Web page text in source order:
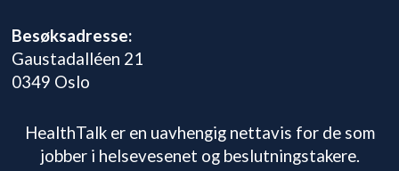
Besøksadresse:
Gaustadalléen 21
0349 Oslo
HealthTalk er en uavhengig nettavis for de som
jobber i helsevesenet og beslutningstakere.